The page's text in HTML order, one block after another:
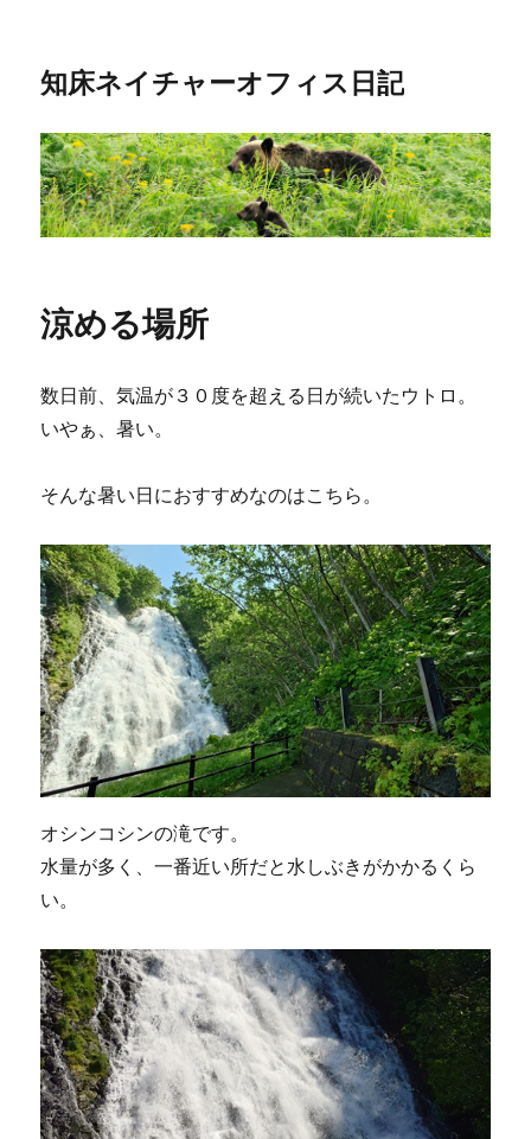
知床ネイチャーオフィス日記
涼める場所
数日前、気温が３０度を超える日が続いたウトロ。
いやぁ、暑い。
そんな暑い日におすすめなのはこちら。
オシンコシンの滝です。
水量が多く、一番近い所だと水しぶきがかかるくら
い。